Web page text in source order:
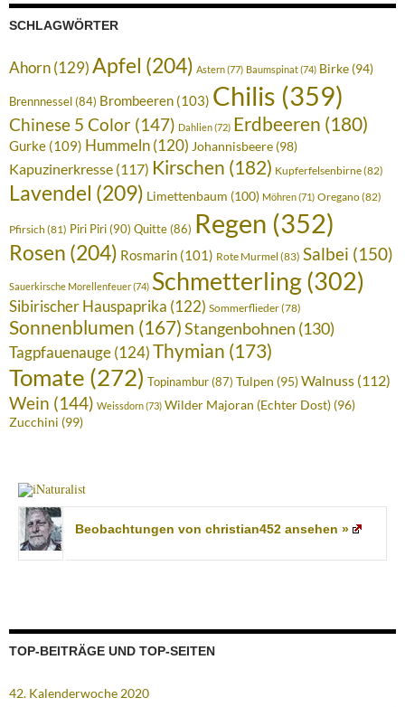
SCHLAGWÖRTER
Ahorn(129)Apfel (204) Astern(77) Baumspinat(74) Birke (94)
Brennnessel (84) Brombeeren (103) Chilis (359)
Chinese 5 Color (147) Dahlien(72) Erdbeeren (180)
Gurke (109) Hummeln (120) Johannisbeere (98)
Kapuzinerkresse (117) Kirschen (182) Kupferfelsenbirne(82)
Lavendel (209) Limettenbaum (100) Möhren(71) Oregano(82)
Pfirsich (81) Piri Piri(90) Quitte(86) Regen (352)
Rosen (204) Rosmarin (101) Rote Murmel (83) Salbei (150)
Sauerkirsche Morellenfeuer(74) Schmetterling(302)
Sibirischer Hauspaprika (122) Sommerflieder(78)
Sonnenblumen (167)Stangenbohnen (130)
Tagpfauenauge(124)Thymian (173)
Tomate (272) Topinambur(87) Tulpen (95)Walnuss (112)
Wein (144) Weissdorn(73) Wilder Majoran (Echter Dost) (96)
Zucchini (99)
Beobachtungen von christian452 ansehen »
TOP-BEITRÄGE UND TOP-SEITEN
42. Kalenderwoche 2020